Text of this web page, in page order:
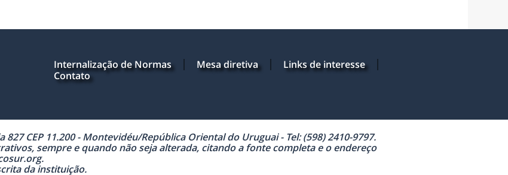
Internalização de Normas Mesa diretiva
Links de interesse
Contato
CEP 11.200 - Montevidéu/República Oriental do Uruguai - Tel: (598) 2410-9797.
sempre e quando não seja alterada, citando a fonte completa e o endereço
da instituição.